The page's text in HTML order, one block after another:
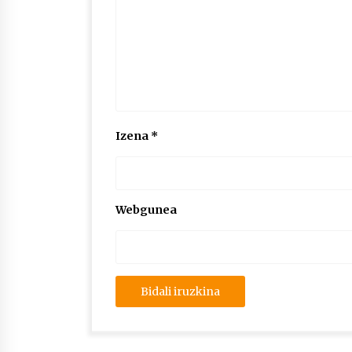
Izena *
Webgunea